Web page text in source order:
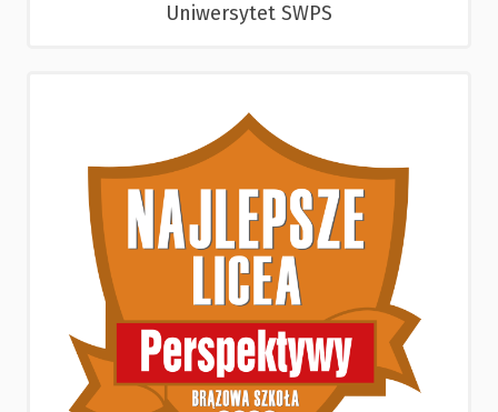
Uniwersytet SWPS